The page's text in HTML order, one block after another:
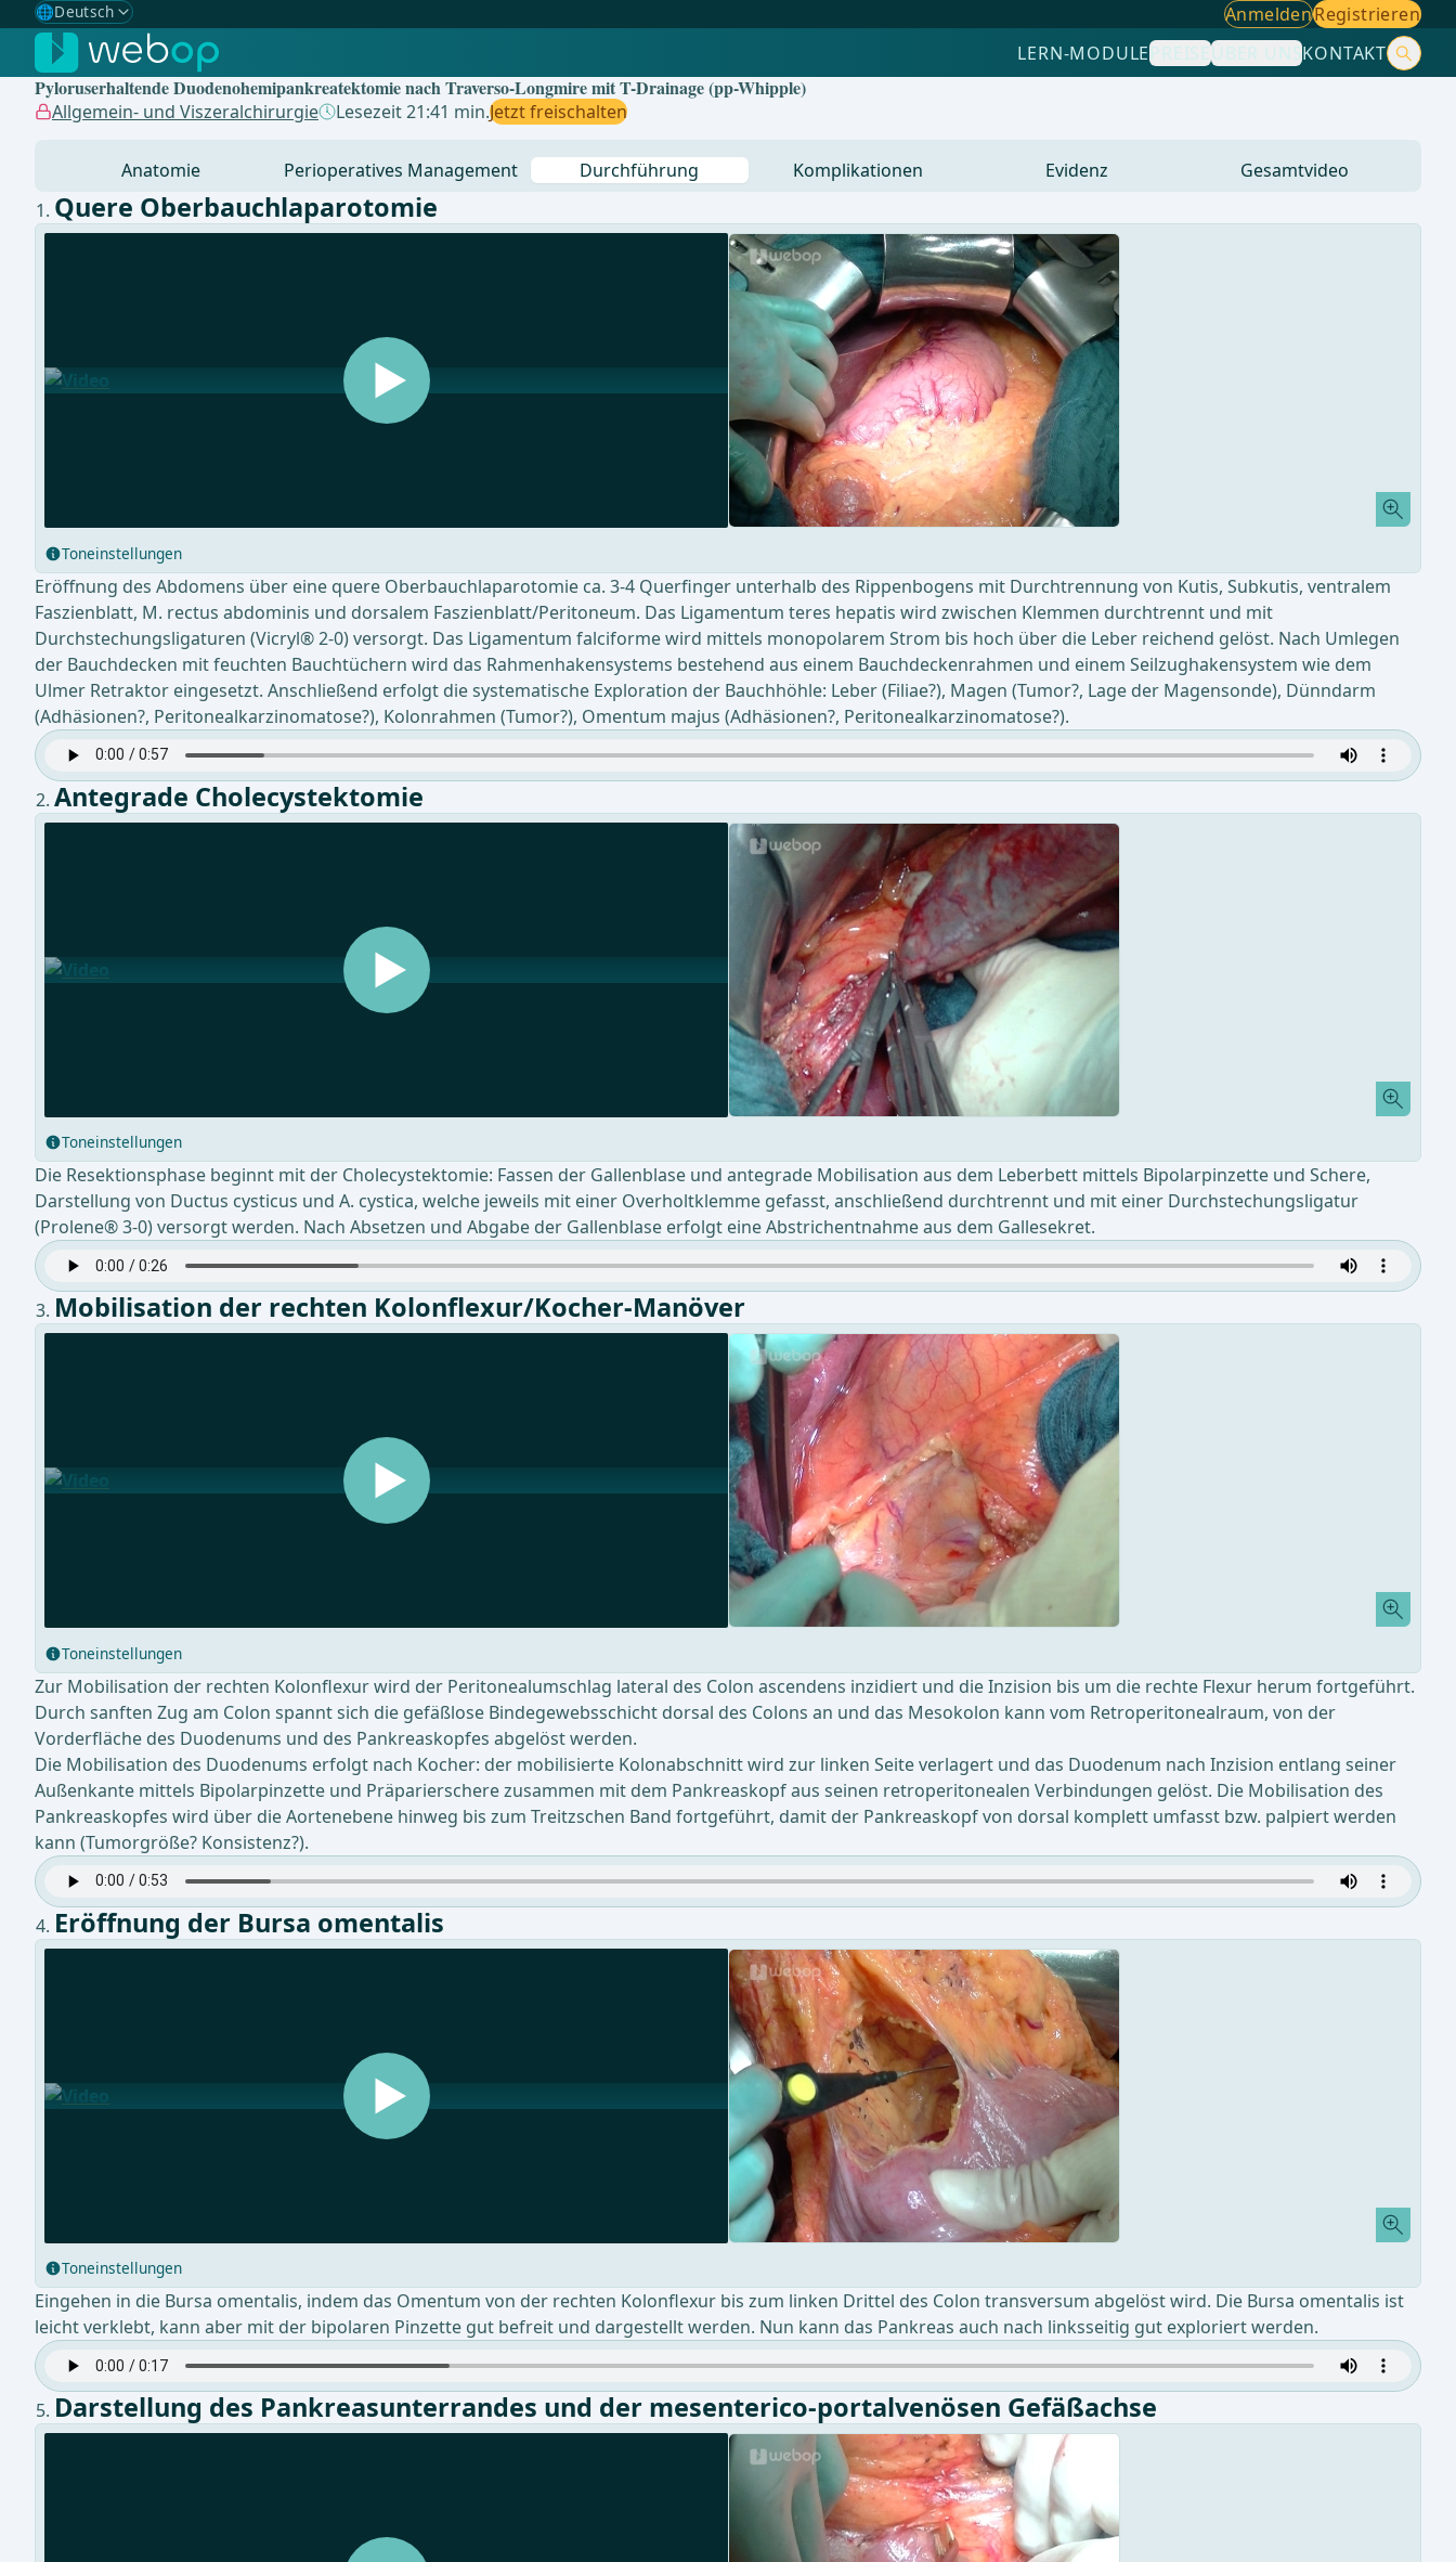
🌐Deutsch
Gewählte Sprache: Deutsch
🇩🇪 Deutsch ✓
🇬🇧English
AnmeldenRegistrieren
LERN-MODULEPREISEÜBER UNSKONTAKT
Pyloruserhaltende Duodenohemipankreatektomie nach Traverso-Longmire mit T-Drainage (pp-Whipple)
Allgemein- und Viszeralchirurgie Lesezeit 21:41 min.Jetzt freischalten
Anatomie Perioperatives Management Durchführung Komplikationen Evidenz Gesamtvideo
Quere Oberbauchlaparotomie
Toneinstellungen
Eröffnung des Abdomens über eine quere Oberbauchlaparotomie ca. 3-4 Querfinger unterhalb des Rippenbogens mit Durchtrennung von Kutis, Subkutis, ventralem
Faszienblatt, M. rectus abdominis und dorsalem Faszienblatt/Peritoneum. Das Ligamentum teres hepatis wird zwischen Klemmen durchtrennt und mit
Durchstechungsligaturen (Vicryl® 2-0) versorgt. Das Ligamentum falciforme wird mittels monopolarem Strom bis hoch über die Leber reichend gelöst. Nach Umlegen
der Bauchdecken mit feuchten Bauchtüchern wird das Rahmenhakensystems bestehend aus einem Bauchdeckenrahmen und einem Seilzughakensystem wie dem
Ulmer Retraktor eingesetzt. Anschließend erfolgt die systematische Exploration der Bauchhöhle: Leber (Filiae?), Magen (Tumor?, Lage der Magensonde), Dünndarm
(Adhäsionen?, Peritonealkarzinomatose?), Kolonrahmen (Tumor?), Omentum majus (Adhäsionen?, Peritonealkarzinomatose?).
Antegrade Cholecystektomie
Toneinstellungen
Die Resektionsphase beginnt mit der Cholecystektomie: Fassen der Gallenblase und antegrade Mobilisation aus dem Leberbett mittels Bipolarpinzette und Schere,
Darstellung von Ductus cysticus und A. cystica, welche jeweils mit einer Overholtklemme gefasst, anschließend durchtrennt und mit einer Durchstechungsligatur
(Prolene® 3-0) versorgt werden. Nach Absetzen und Abgabe der Gallenblase erfolgt eine Abstrichentnahme aus dem Gallesekret.
Mobilisation der rechten Kolonflexur/Kocher-Manöver
Toneinstellungen
Zur Mobilisation der rechten Kolonflexur wird der Peritonealumschlag lateral des Colon ascendens inzidiert und die Inzision bis um die rechte Flexur herum fortgeführt.
Durch sanften Zug am Colon spannt sich die gefäßlose Bindegewebsschicht dorsal des Colons an und das Mesokolon kann vom Retroperitonealraum, von der
Vorderfläche des Duodenums und des Pankreaskopfes abgelöst werden.
Die Mobilisation des Duodenums erfolgt nach Kocher: der mobilisierte Kolonabschnitt wird zur linken Seite verlagert und das Duodenum nach Inzision entlang seiner
Außenkante mittels Bipolarpinzette und Präparierschere zusammen mit dem Pankreaskopf aus seinen retroperitonealen Verbindungen gelöst. Die Mobilisation des
Pankreaskopfes wird über die Aortenebene hinweg bis zum Treitzschen Band fortgeführt, damit der Pankreaskopf von dorsal komplett umfasst bzw. palpiert werden
kann (Tumorgröße? Konsistenz?).
Eröffnung der Bursa omentalis
Toneinstellungen
Eingehen in die Bursa omentalis, indem das Omentum von der rechten Kolonflexur bis zum linken Drittel des Colon transversum abgelöst wird. Die Bursa omentalis ist
leicht verklebt, kann aber mit der bipolaren Pinzette gut befreit und dargestellt werden. Nun kann das Pankreas auch nach linksseitig gut exploriert werden.
Darstellung des Pankreasunterrandes und der mesenterico-portalvenösen Gefäßachse